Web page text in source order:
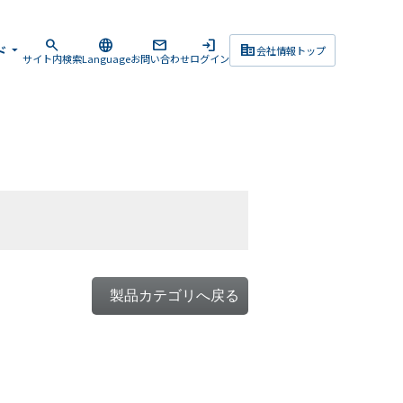
corporate_fare会社情報トップ
search
サイト内検索
language
Language
mail
お問い合わせ
login
ログイン
arrow_drop_down
製品カテゴリへ戻る